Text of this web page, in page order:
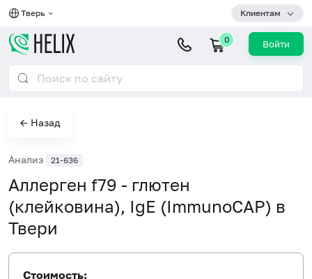
Тверь Клиентам
0 Войти
← Назад
Анализ 21-636
Аллерген f79 - глютен
(клейковина), IgE (ImmunoCAP) в
Твери
Стоимость: